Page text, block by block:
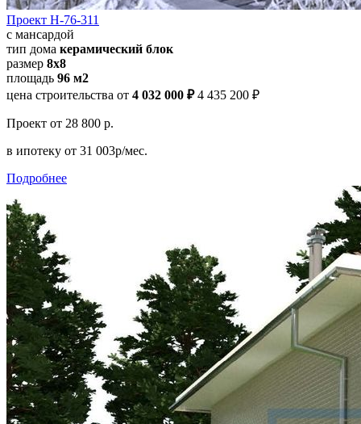
Проект Н-76-311
с мансардой
тип дома керамический блок
размер 8x8
площадь 96 м2
цена строительства от 4 032 000 ₽ 4 435 200 ₽
Проект от 28 800 р.
в ипотеку от 31 003р/мес.
Подробнее